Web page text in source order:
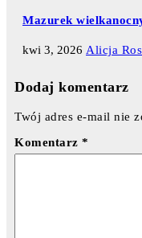
Mazurek
kwi 3, 2026 Alicja
Dodaj komentarz
Twój adres e-mail nie
Komentarz *